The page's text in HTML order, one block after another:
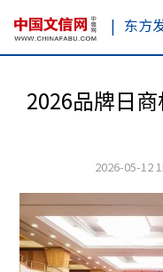
| 东方
2026品牌日
2026-05-12